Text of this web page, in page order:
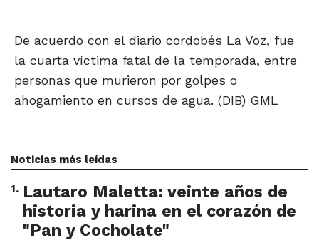
De acuerdo con el diario cordobés La Voz, fue
la cuarta víctima fatal de la temporada, entre
personas que murieron por golpes o
ahogamiento en cursos de agua. (DIB) GML
Noticias más leídas
1. Lautaro Maletta: veinte años de
historia y harina en el corazón de
"Pan y Cocholate"